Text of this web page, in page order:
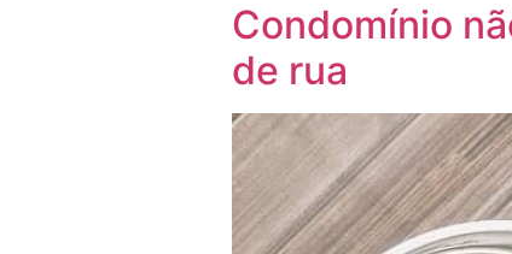
Condomínio
de rua